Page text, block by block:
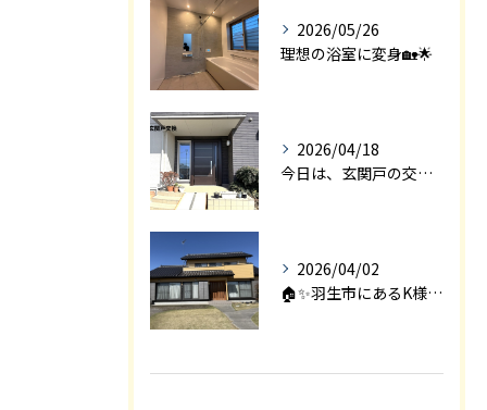
2026/05/26
理想の浴室に変身🏡🌟
2026/04/18
今日は、玄関戸の交換工事をご紹介します🚪✨。
2026/04/02
🏠✨羽生市にあるK様邸は、2008年に㈱エアロックで新築され...